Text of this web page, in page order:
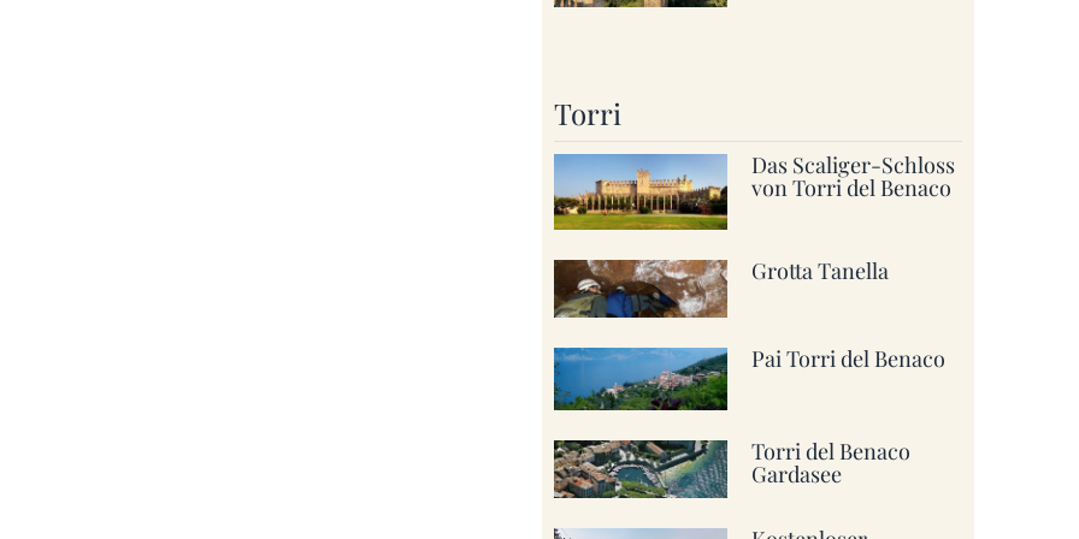
Torri
Das Scaliger-Schloss
von Torri del Benaco
Grotta Tanella
Pai Torri del Benaco
Torri del Benaco
Gardasee